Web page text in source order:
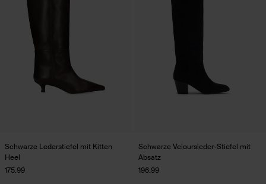
Schwarze Lederstiefel mit Kitten
Heel
175.99
Schwarze Veloursleder-Stiefel mit
Absatz
196.99